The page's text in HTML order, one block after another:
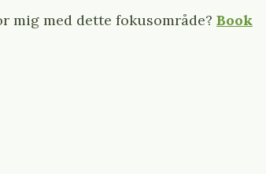
mig med dette fokusområde? Book